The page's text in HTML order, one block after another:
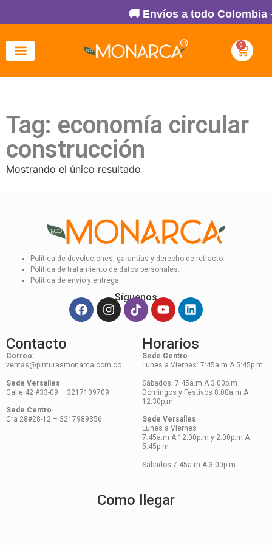
🚚 Envíos a todo Colombia
0
Tag: economía circular
construcción
Mostrando el único resultado
Política de devoluciones, garantías y derecho de retracto
Política de tratamiento de datos personales.
Política de envío y entrega.
Síguenos
Contacto
Correo:
ventas@pinturasmonarca.com.co
Sede Versalles
Calle 42 #33-09 – 3217109709
Sede Centro
Cra 28#28-12 – 3217989356
Horarios
Sede Centro
Lunes a Viernes: 7:45a.m A 5:45p.m
Sábados: 7:45a.m A 3:00p.m
Domingos y Festivos 8:00a.m A
12:30p.m
Sede Versalles
Lunes a Viernes
7:45a.m A 12:00p.m y 2:00p.m A
5:45p.m
Sábados 7:45a.m A 3:00p.m
Como llegar